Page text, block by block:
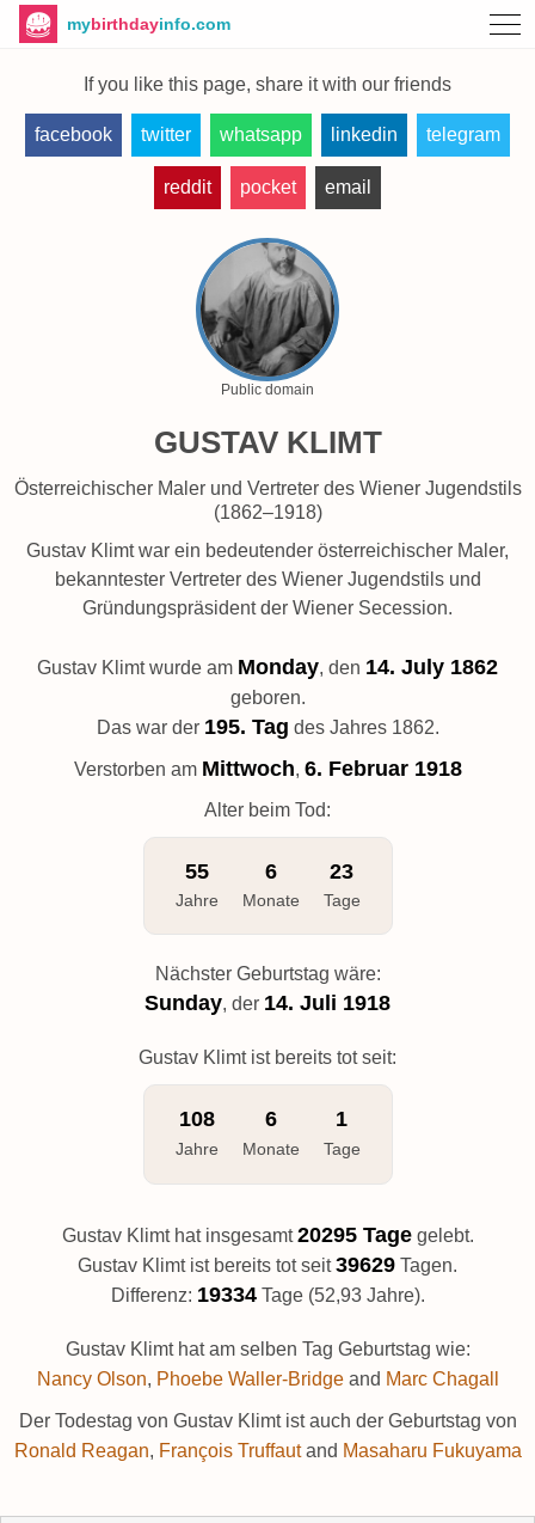
mybirthdayinfo.com
If you like this page, share it with our friends
facebook twitter whatsapp linkedin telegram
reddit pocket email
Public domain
GUSTAV KLIMT
österreichischer Maler und Vertreter des Wiener Jugendstils
(1862–1918)
Gustav Klimt war ein bedeutender österreichischer Maler,
bekanntester Vertreter des Wiener Jugendstils und
Gründungspräsident der Wiener Secession.
Gustav Klimt wurde am Monday, den 14. July 1862
geboren.
Das war der 195. Tag des Jahres 1862.
Verstorben am Mittwoch, 6. Februar 1918
Alter beim Tod:
55
Jahre
6
Monate
23
Tage
Nächster Geburtstag wäre:
Sunday, der 14. Juli 1918
Gustav Klimt ist bereits tot seit:
108
Jahre
6
Monate
1
Tage
Gustav Klimt hat insgesamt20295 Tagegelebt.
Gustav Klimt ist bereits tot seit39629 Tagen.
Differenz: 19334Tage (52,93 Jahre).
Gustav Klimt hat am selben Tag Geburtstag wie:
Nancy Olson, Phoebe Waller-Bridgeand Marc Chagall
Der Todestag von Gustav Klimt ist auch der Geburtstag von
Ronald Reagan, François Truffautand Masaharu Fukuyama